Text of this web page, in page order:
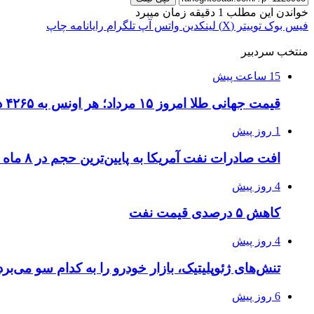
خواندن این مطلب 1 دقیقه زمان میبرد
فیس بوک توییتر (X) لینکدین واتس آپ تلگرام رایانامه چاپ
منتخب سردبیر
15 ساعت پیش
قیمت جهانی طلا امروز ۱۵ مرداد؛ هر اونس به ۴۲۶۵ دلار و ۲۲ سنت رسید
1 روز پیش
افت صادرات نفت آمریکا به پایین‌ترین حجم در ۸ ماه اخیر
4 روز پیش
کاهش ۵ درصدی قیمت نفت
4 روز پیش
تنش‌های ژئوپلیتیک، بازار خودرو را به کدام سو
6 روز پیش